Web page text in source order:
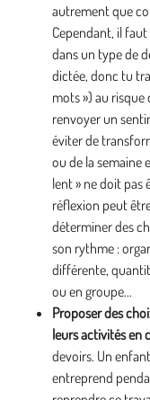
autrement que
Cependant, il
dans un type de
dictée, donc tu
mots ») au risque
renvoyer un
éviter de
ou de la semaine
lent » ne doit pas
réflexion peut
déterminer des
son rythme :
différente,
ou en groupe...
Proposer des
leurs activités en
devoirs. Un
entreprend